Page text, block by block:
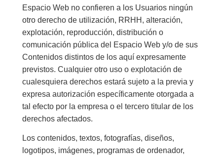
Espacio Web no confieren a los Usuarios ningún
otro derecho de utilización, RRHH, alteración,
explotación, reproducción, distribución o
comunicación pública del Espacio Web y/o de sus
Contenidos distintos de los aquí expresamente
previstos. Cualquier otro uso o explotación de
cualesquiera derechos estará sujeto a la previa y
expresa autorización específicamente otorgada a
tal efecto por la empresa o el tercero titular de los
derechos afectados.
Los contenidos, textos, fotografías, diseños,
logotipos, imágenes, programas de ordenador,